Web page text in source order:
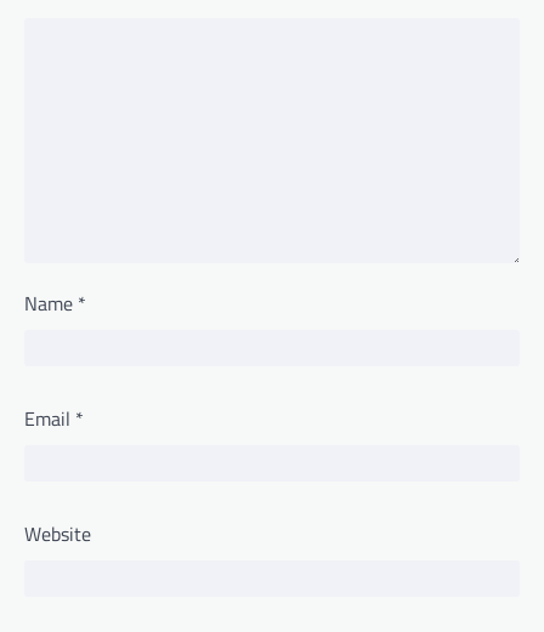
Name *
Email *
Website